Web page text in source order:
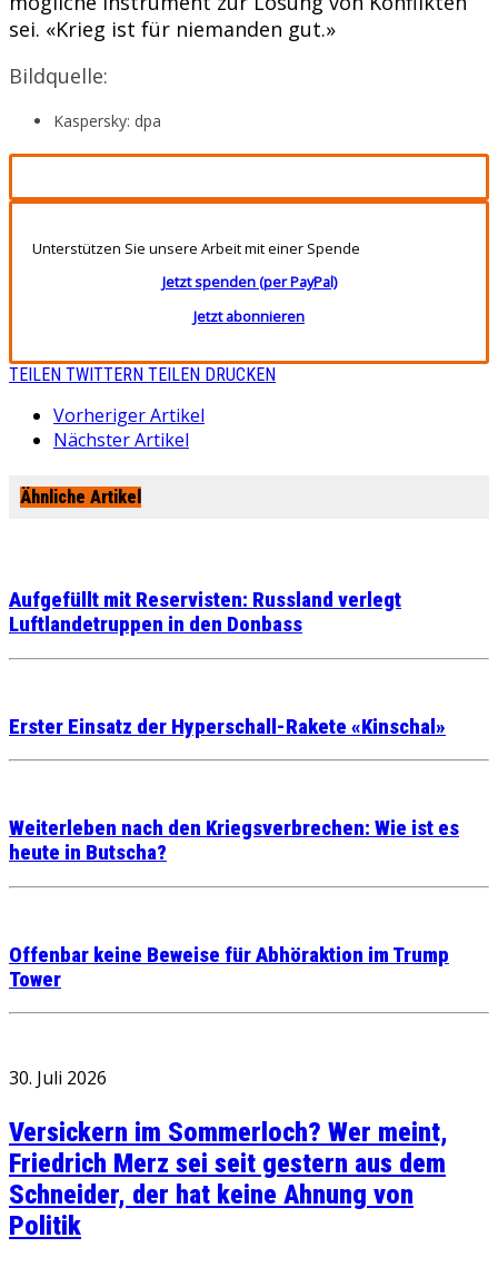
sei. «Krieg ist für niemanden gut.»
Bildquelle:
Kaspersky: dpa
Unterstützen Sie unsere Arbeit mit einer Spende
Jetzt spenden (per PayPal)
Jetzt abonnieren
TEILEN TWITTERN TEILEN DRUCKEN
Vorheriger Artikel
Nächster Artikel
Ähnliche Artikel
Aufgefüllt mit Reservisten: Russland verlegt
Luftlandetruppen in den Donbass
Erster Einsatz der Hyperschall-Rakete «Kinschal»
Weiterleben nach den Kriegsverbrechen: Wie ist es
heute in Butscha?
Offenbar keine Beweise für Abhöraktion im Trump
Tower
30. Juli 2026
Versickern im Sommerloch? Wer meint,
Friedrich Merz sei seit gestern aus dem
Schneider, der hat keine Ahnung von
Politik